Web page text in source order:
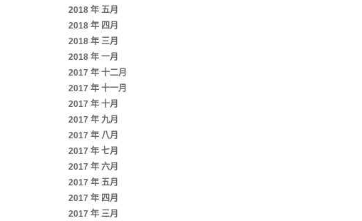
2018 年 五月
2018 年 四月
2018 年 三月
2018 年 一月
2017 年 十二月
2017 年 十一月
2017 年 十月
2017 年 九月
2017 年 八月
2017 年 七月
2017 年 六月
2017 年 五月
2017 年 四月
2017 年 三月